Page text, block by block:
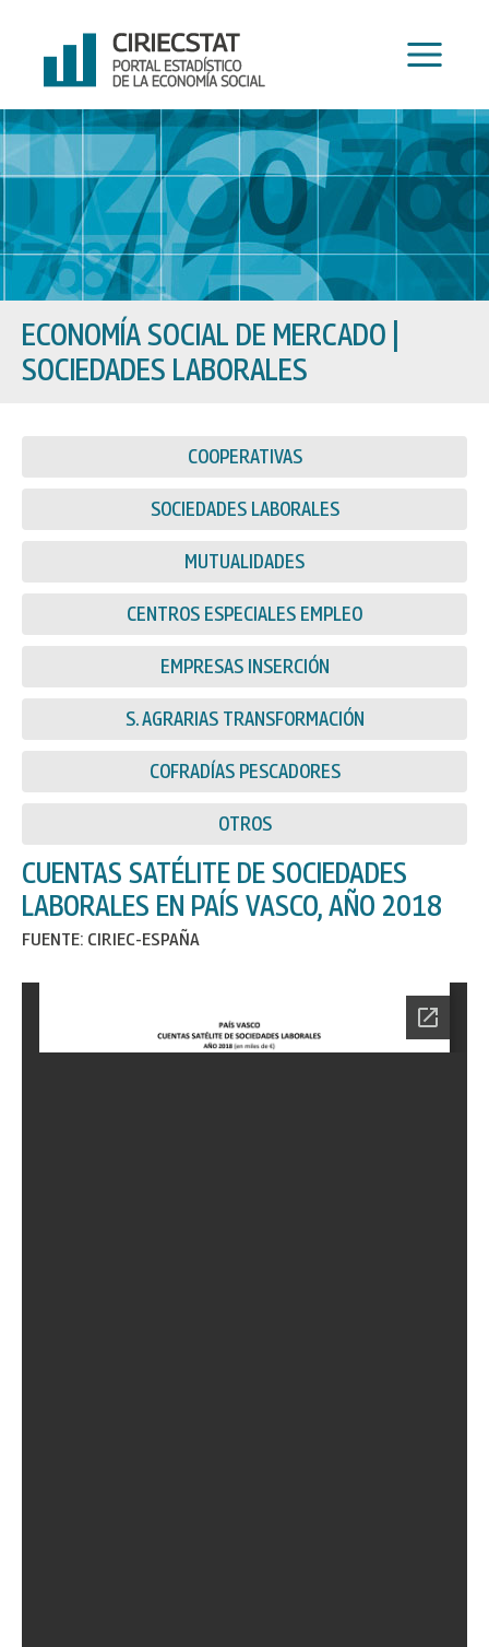
contenido
ECONOMÍA SOCIAL DE MERCADO
SOCIEDADES LABORALES
COOPERATIVAS
SOCIEDADES LABORALES
MUTUALIDADES
CENTROS ESPECIALES EMPLEO
EMPRESAS INSERCIÓN
S. AGRARIAS TRANSFORMACIÓN
COFRADÍAS PESCADORES
OTROS
CUENTAS SATÉLITE DE SOCIEDADES
LABORALES EN PAÍS VASCO, AÑO 2018
FUENTE: CIRIEC-ESPAÑA